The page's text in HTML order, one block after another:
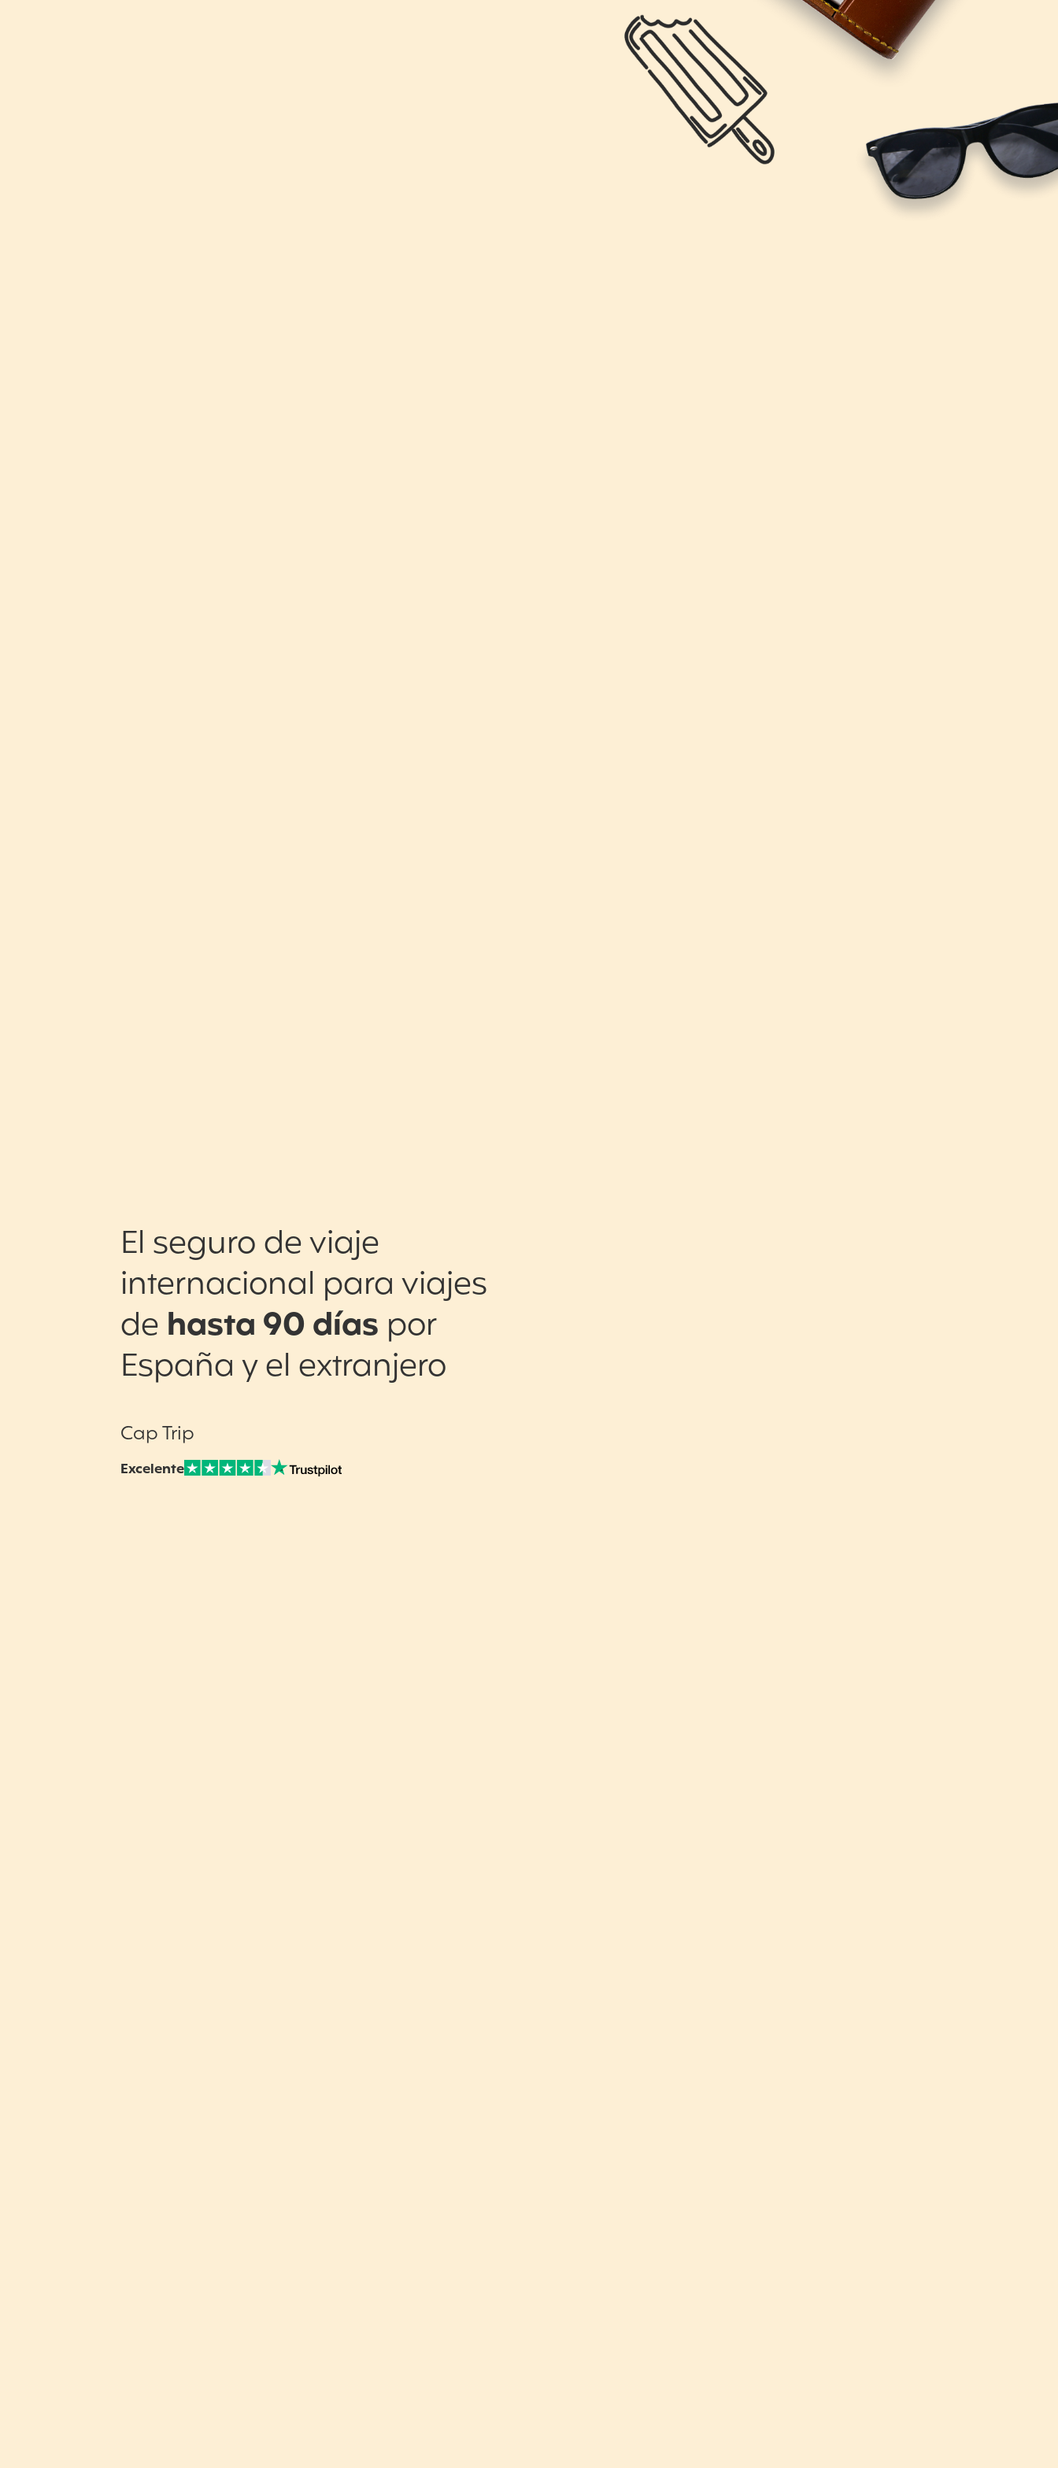
Cap Trip
Nuestras Opiniones Verificadas:
Excelente
El seguro de viaje
internacional para viajes
de hasta 90 días por
España y el extranjero